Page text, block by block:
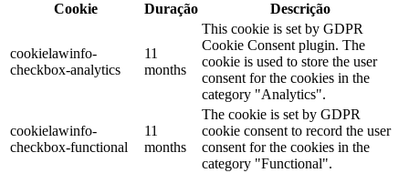
Cookie
Duração Descrição
cookielawinfo-
checkbox-analytics
11
months
This cookie is set by GDPR
Cookie Consent plugin. The
cookie is used to store the user
consent for the cookies in the
category "Analytics".
cookielawinfo-
checkbox-functional
11
months
The cookie is set by GDPR
cookie consent to record the user
consent for the cookies in the
category "Functional".